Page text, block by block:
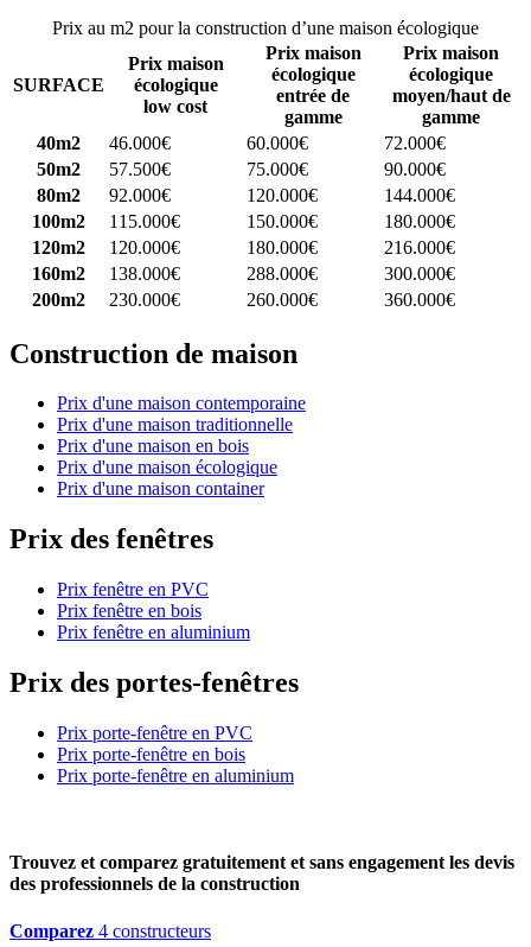
Prix au m2 pour la construction d’une maison écologique
SURFACE
Prix maison
écologique
low cost
Prix maison
écologique
entrée de
gamme
Prix maison
écologique
moyen/haut de
gamme
40m2
46.000€ 60.000€
72.000€
50m2
57.500€ 75.000€
90.000€
80m2
92.000€ 120.000€
144.000€
100m2
115.000€ 150.000€
180.000€
120m2
120.000€ 180.000€
216.000€
160m2
138.000€ 288.000€
300.000€
200m2
230.000€ 260.000€ 360.000€
Construction de maison
Prix d'une maison contemporaine
Prix d'une maison traditionnelle
Prix d'une maison en bois
Prix d'une maison écologique
Prix d'une maison container
Prix des fenêtres
Prix fenêtre en PVC
Prix fenêtre en bois
Prix fenêtre en aluminium
Prix des portes-fenêtres
Prix porte-fenêtre en PVC
Prix porte-fenêtre en bois
Prix porte-fenêtre en aluminium
Trouvez et comparez gratuitement et sans engagement les devis
des professionnels de la construction
Comparez 4 constructeurs